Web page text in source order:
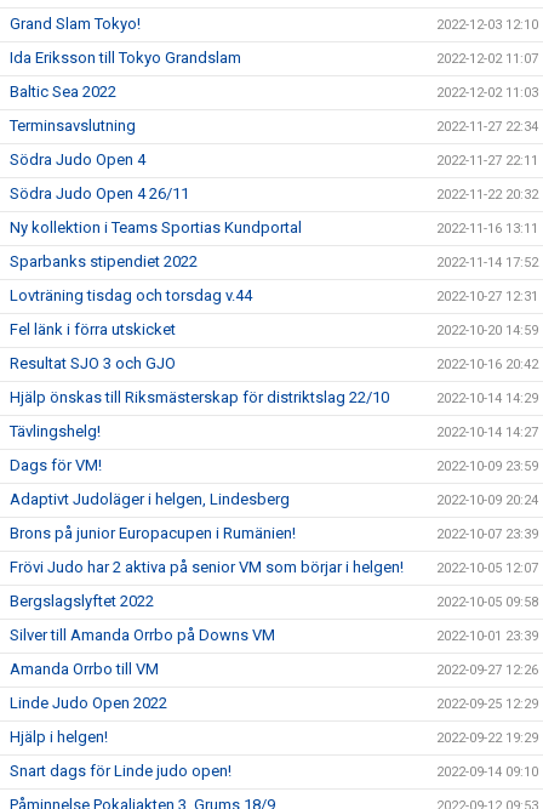
Grand Slam Tokyo! 2022-12-03 12:10
Ida Eriksson till Tokyo Grandslam 2022-12-02 11:07
Baltic Sea 2022 2022-12-02 11:03
Terminsavslutning 2022-11-27 22:34
Södra Judo Open 4 2022-11-27 22:11
Södra Judo Open 4 26/11 2022-11-22 20:32
Ny kollektion i Teams Sportias Kundportal 2022-11-16 13:11
Sparbanks stipendiet 2022 2022-11-14 17:52
Lovträning tisdag och torsdag v.44 2022-10-27 12:31
Fel länk i förra utskicket 2022-10-20 14:59
Resultat SJO 3 och GJO 2022-10-16 20:42
Hjälp önskas till Riksmästerskap för distriktslag 22/10 2022-10-14 14:29
Tävlingshelg! 2022-10-14 14:27
Dags för VM! 2022-10-09 23:59
Adaptivt Judoläger i helgen, Lindesberg 2022-10-09 20:24
Brons på junior Europacupen i Rumänien! 2022-10-07 23:39
Frövi Judo har 2 aktiva på senior VM som börjar i helgen! 2022-10-05 12:07
Bergslagslyftet 2022 2022-10-05 09:58
Silver till Amanda Orrbo på Downs VM 2022-10-01 23:39
Amanda Orrbo till VM 2022-09-27 12:26
Linde Judo Open 2022 2022-09-25 12:29
Hjälp i helgen! 2022-09-22 19:29
Snart dags för Linde judo open! 2022-09-14 09:10
Påminnelse Pokaljakten 3, Grums 18/9